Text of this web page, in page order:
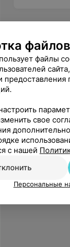
файлы
свое
с нашей
Персональные